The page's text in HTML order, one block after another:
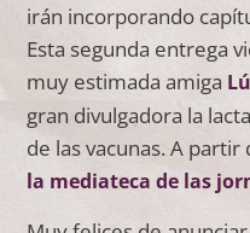
irán incorporando
Esta segunda entrega
muy estimada amiga
gran divulgadora la
de las vacunas. A
la mediateca de las